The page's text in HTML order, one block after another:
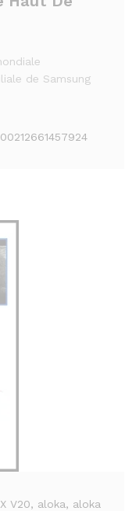
de Samsung
V20, aloka, aloka